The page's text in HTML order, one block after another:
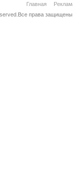
Главная
права защищены.